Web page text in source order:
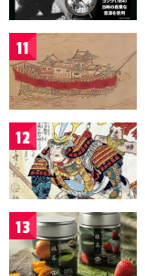
11
12
13